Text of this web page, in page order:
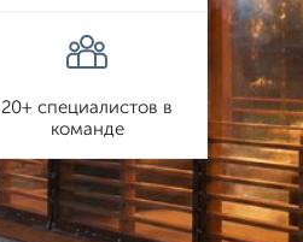
20+ специалистов в
команде